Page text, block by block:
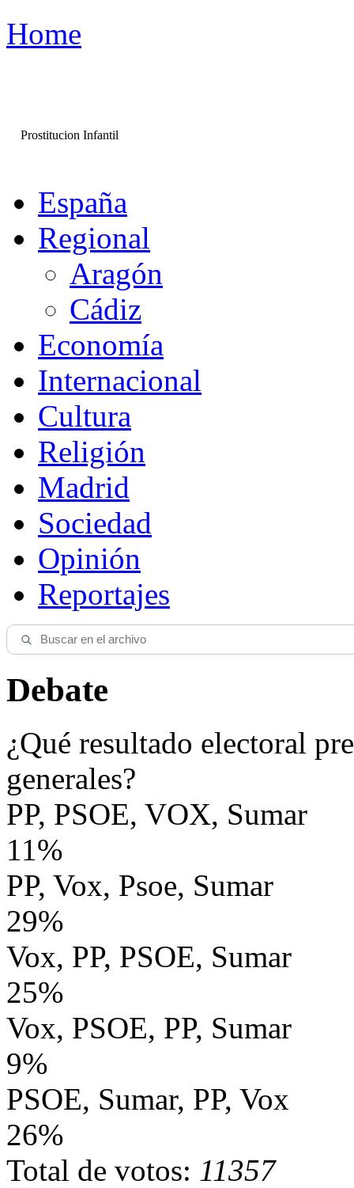
Home
Prostitucion Infantil
España
Regional
Aragón
Cádiz
Economía
Internacional
Cultura
Religión
Madrid
Sociedad
Opinión
Reportajes
Debate
¿Qué resultado electoral
generales?
PP, PSOE, VOX, Sumar
11%
PP, Vox, Psoe, Sumar
29%
Vox, PP, PSOE, Sumar
25%
Vox, PSOE, PP, Sumar
9%
PSOE, Sumar, PP, Vox
26%
Total de votos: 11357